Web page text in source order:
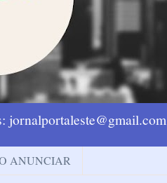
ANUNCIAR